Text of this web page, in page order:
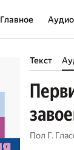
Главное Аудио
Текст
Пол Г.